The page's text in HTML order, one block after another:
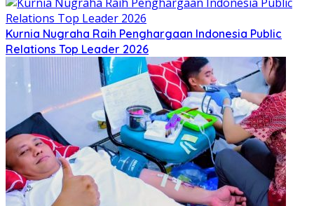
Kurnia Nugraha Raih Penghargaan Indonesia Public
Relations Top Leader 2026